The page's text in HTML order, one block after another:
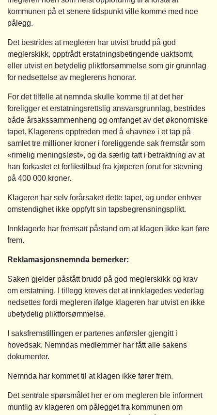
kommunen på et senere tidspunkt ville komme med noe
pålegg.
Det bestrides at megleren har utvist brudd på god
meglerskikk, opptrådt erstatningsbetingende uaktsomt,
eller utvist en betydelig pliktforsømmelse som gir grunnlag
for nedsettelse av meglerens honorar.
For det tilfelle at nemnda skulle komme til at det her
foreligger et erstatningsrettslig ansvarsgrunnlag, bestrides
både årsakssammenheng og omfanget av det økonomiske
tapet. Klagerens opptreden med å «havne» i et tap på
samlet tre millioner kroner i foreliggende sak fremstår som
«rimelig meningsløst», og da særlig tatt i betraktning av at
han forkastet et forlikstilbud fra kjøperen forut for stevning
på 400 000 kroner.
Klageren har selv forårsaket dette tapet, og under enhver
omstendighet ikke oppfylt sin tapsbegrensningsplikt.
Innklagede har fremsatt påstand om at klagen ikke kan føre
frem.
Reklamasjonsnemnda bemerker:
Saken gjelder påstått brudd på god meglerskikk og krav
om erstatning. I tillegg kreves det at innklagedes vederlag
nedsettes fordi megleren ifølge klageren har utvist en ikke
ubetydelig pliktforsømmelse.
I saksfremstillingen er partenes anførsler gjengitt i
hovedsak. Nemndas medlemmer har fått alle sakens
dokumenter.
Nemnda har kommet til at klagen ikke fører frem.
Det sentrale spørsmålet her er om megleren ble informert
muntlig av klageren om pålegget fra kommunen om